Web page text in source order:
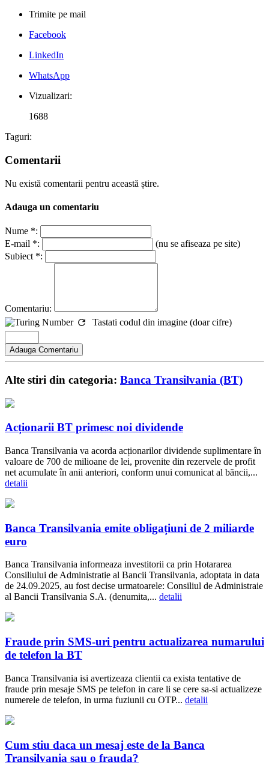
Trimite pe mail
Facebook
LinkedIn
WhatsApp
Vizualizari:
1688
Taguri:
Comentarii
Nu există comentarii pentru această știre.
Adauga un comentariu
Nume *:
E-mail *:
(nu se afiseaza pe site)
Subiect *:
Comentariu:
Tastati codul din imagine (doar cifre)
Alte stiri din categoria: Banca Transilvania (BT)
Acționarii BT primesc noi dividende
Banca Transilvania va acorda acționarilor dividende suplimentare în
valoare de 700 de milioane de lei, provenite din rezervele de profit
net acumulate în anii anteriori, conform unui comunicat al băncii,...
detalii
Banca Transilvania emite obligațiuni de 2 miliarde
euro
Banca Transilvania informeaza investitorii ca prin Hotararea
Consiliului de Administratie al Bancii Transilvania, adoptata in data
de 24.09.2025, au fost decise urmatoarele: Consiliul de Administraie
al Bancii Transilvania S.A. (denumita,... detalii
Fraude prin SMS-uri pentru actualizarea numarului
de telefon la BT
Banca Transilvania isi avertizeaza clientii ca exista tentative de
fraude prin mesaje SMS pe telefon in care li se cere sa-si actualizeze
numerele de telefon, in urma fuziunii cu OTP... detalii
Cum stiu daca un mesaj este de la Banca
Transilvania sau o frauda?